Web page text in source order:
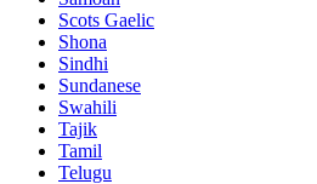
Scots Gaelic
Shona
Sindhi
Sundanese
Swahili
Tajik
Tamil
Telugu